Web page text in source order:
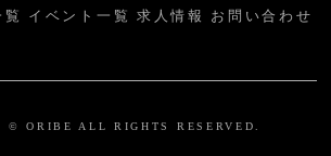
イベント一覧 求人情報 お問い合わせ
© ORIBE ALL RIGHTS RESERVED.